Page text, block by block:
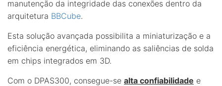
manutenção da integridade das conexões dentro da
arquitetura BBCube.
Esta solução avançada possibilita a miniaturização e a
eficiência energética, eliminando as saliências de solda
em chips integrados em 3D.
Com o DPAS300, consegue-se alta confiabilidade e